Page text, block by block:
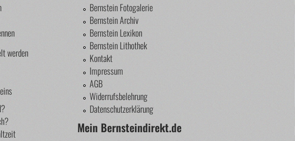
werden
Bernstein Fotogalerie
Bernstein Archiv
Bernstein Lexikon
Bernstein Lithothek
Kontakt
Impressum
AGB
Widerrufsbelehrung
Datenschutzerklärung
Mein Bernsteindirekt.de